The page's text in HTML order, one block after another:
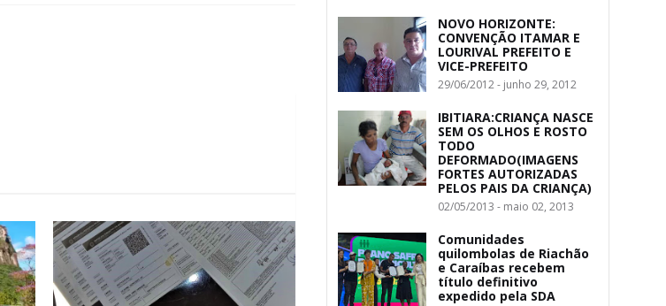
NOVO HORIZONTE:
CONVENÇÃO ITAMAR E
LOURIVAL PREFEITO E
VICE-PREFEITO
29/06/2012 - junho 29, 2012
IBITIARA:CRIANÇA NASCE
SEM OS OLHOS E ROSTO
TODO
DEFORMADO(IMAGENS
FORTES AUTORIZADAS
PELOS PAIS DA CRIANÇA)
02/05/2013 - maio 02, 2013
Comunidades
quilombolas de Riachão
e Caraíbas recebem
título definitivo
expedido pela SDA